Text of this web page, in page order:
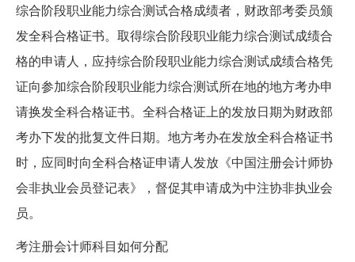
综合阶段职业能力综合测试合格成绩者，财政部考委员颁
发全科合格证书。取得综合阶段职业能力综合测试成绩合
格的申请人，应持综合阶段职业能力综合测试成绩合格凭
证向参加综合阶段职业能力综合测试所在地的地方考办申
请换发全科合格证书。全科合格证上的发放日期为财政部
考办下发的批复文件日期。地方考办在发放全科合格证书
时，应同时向全科合格证申请人发放《中国注册会计师协
会非执业会员登记表》，督促其申请成为中注协非执业会
员。
考注册会计师科目如何分配